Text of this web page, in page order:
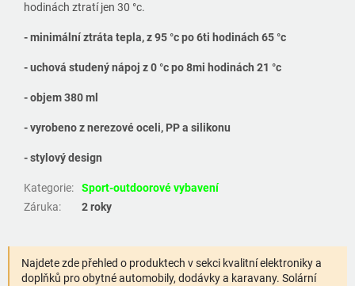
hodinách ztratí jen 30 °c.
- minimální ztráta tepla, z 95 °c po 6ti hodinách 65 °c
- uchová studený nápoj z 0 °c po 8mi hodinách 21 °c
- objem 380 ml
- vyrobeno z nerezové oceli, PP a silikonu
- stylový design
Kategorie:
Sport-outdoorové vybavení
Záruka: 2 roky
Najdete zde přehled o produktech v sekci kvalitní elektroniky a
doplňků pro obytné automobily, dodávky a karavany. Solární